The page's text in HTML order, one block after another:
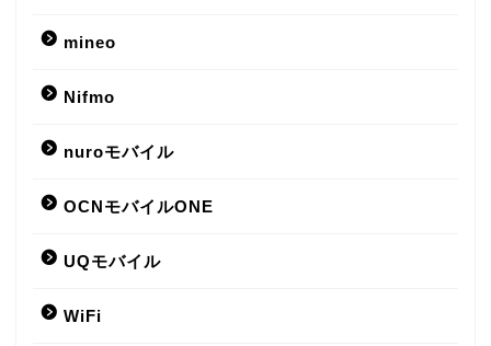
mineo
Nifmo
nuroモバイル
OCNモバイルONE
UQモバイル
WiFi